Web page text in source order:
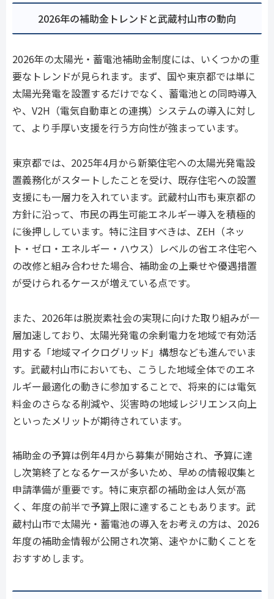
2026年の補助金トレンドと武蔵村山市の動向
2026年の太陽光・蓄電池補助金制度には、いくつかの重
要なトレンドが見られます。まず、国や東京都では単に
太陽光発電を設置するだけでなく、蓄電池との同時導入
や、V2H（電気自動車との連携）システムの導入に対し
て、より手厚い支援を行う方向性が強まっています。
東京都では、2025年4月から新築住宅への太陽光発電設
置義務化がスタートしたことを受け、既存住宅への設置
支援にも一層力を入れています。武蔵村山市も東京都の
方針に沿って、市民の再生可能エネルギー導入を積極的
に後押ししています。特に注目すべきは、ZEH（ネッ
ト・ゼロ・エネルギー・ハウス）レベルの省エネ住宅へ
の改修と組み合わせた場合、補助金の上乗せや優遇措置
が受けられるケースが増えている点です。
また、2026年は脱炭素社会の実現に向けた取り組みが一
層加速しており、太陽光発電の余剰電力を地域で有効活
用する「地域マイクログリッド」構想なども進んでいま
す。武蔵村山市においても、こうした地域全体でのエネ
ルギー最適化の動きに参加することで、将来的には電気
料金のさらなる削減や、災害時の地域レジリエンス向上
といったメリットが期待されています。
補助金の予算は例年4月から募集が開始され、予算に達
し次第終了となるケースが多いため、早めの情報収集と
申請準備が重要です。特に東京都の補助金は人気が高
く、年度の前半で予算上限に達することもあります。武
蔵村山市で太陽光・蓄電池の導入をお考えの方は、2026
年度の補助金情報が公開され次第、速やかに動くことを
おすすめします。